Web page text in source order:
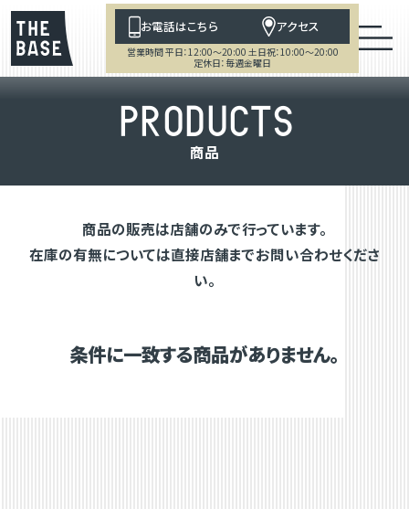
お電話はこちら アクセス
営業時間 平日：12:00～20:00 土日祝：10:00～20:00
定休日：毎週金曜日
PRODUCTS
商品
商品の販売は店舗のみで行っています。
在庫の有無については直接店舗までお問い合わせくださ
い。
条件に一致する商品がありません。